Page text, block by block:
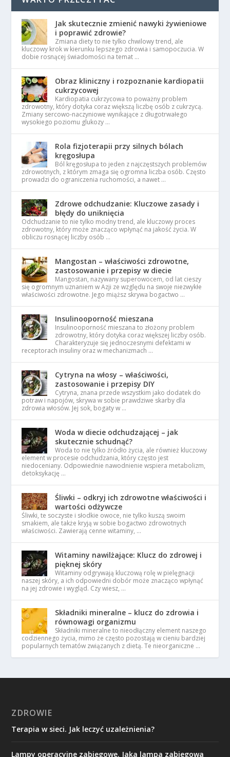
Jak skutecznie zmienić nawyki żywieniowe
i poprawić zdrowie?
Zmiana diety to nie tylko chwilowy trend, ale
kluczowy krok w kierunku lepszego zdrowia i samopoczucia. W
dobie rosnącej świadomości na temat …
Obraz kliniczny i rozpoznanie kardiopatii
cukrzycowej
Kardiopatia cukrzycowa to poważny problem
zdrowotny, który dotyka coraz większą liczbę osób z cukrzycą.
Zmiany sercowo-naczyniowe wynikające z długotrwałego
wysokiego poziomu glukozy …
Rola fizjoterapii przy silnych bólach
kręgosłupa
Ból kręgosłupa to jeden z najczęstszych problemów
zdrowotnych, z którym zmaga się ogromna liczba osób. Często
prowadzi do ograniczenia ruchomości, a nawet …
Zdrowe odchudzanie: Kluczowe zasady i
błędy do uniknięcia
Odchudzanie to nie tylko modny trend, ale kluczowy proces
zdrowotny, który może znacząco wpłynąć na jakość życia. W
obliczu rosnącej liczby osób …
Mangostan – właściwości zdrowotne,
zastosowanie i przepisy w diecie
Mangostan, nazywany superowocem, od lat cieszy
się ogromnym uznaniem w Azji ze względu na swoje niezwykłe
właściwości zdrowotne. Jego miąższ skrywa bogactwo …
Insulinooporność mieszana
Insulinooporność mieszana to złożony problem
zdrowotny, który dotyka coraz większej liczby osób.
Charakteryzuje się jednoczesnymi defektami w
receptorach insuliny oraz w mechanizmach …
Cytryna na włosy – właściwości,
zastosowanie i przepisy DIY
Cytryna, znana przede wszystkim jako dodatek do
potraw i napojów, skrywa w sobie prawdziwe skarby dla
zdrowia włosów. Jej sok, bogaty w …
Woda w diecie odchudzającej – jak
skutecznie schudnąć?
Woda to nie tylko źródło życia, ale również kluczowy
element w procesie odchudzania, który często jest
niedoceniany. Odpowiednie nawodnienie wspiera metabolizm,
detoksykację …
Śliwki – odkryj ich zdrowotne właściwości i
wartości odżywcze
Śliwki, te soczyste i słodkie owoce, nie tylko kuszą swoim
smakiem, ale także kryją w sobie bogactwo zdrowotnych
właściwości. Zawierają cenne witaminy, …
Witaminy nawilżające: Klucz do zdrowej i
pięknej skóry
Witaminy odgrywają kluczową rolę w pielęgnacji
naszej skóry, a ich odpowiedni dobór może znacząco wpłynąć
na jej zdrowie i wygląd. Czy wiesz, …
Składniki mineralne – klucz do zdrowia i
równowagi organizmu
Składniki mineralne to nieodłączny element naszego
codziennego życia, mimo że często pozostają w cieniu bardziej
popularnych tematów związanych z dietą. Te nieorganiczne …
ZDROWIE
Terapia w sieci. Jak leczyć uzależnienia?
Lampy operacyjne zabiegowe. Jaka lampa zabiegowa